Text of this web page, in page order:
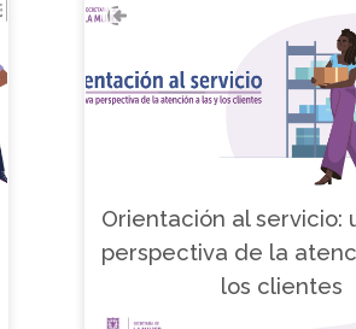
Orientación al servicio:
perspectiva de la
los clientes